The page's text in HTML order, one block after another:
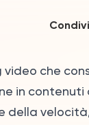
che
in
della